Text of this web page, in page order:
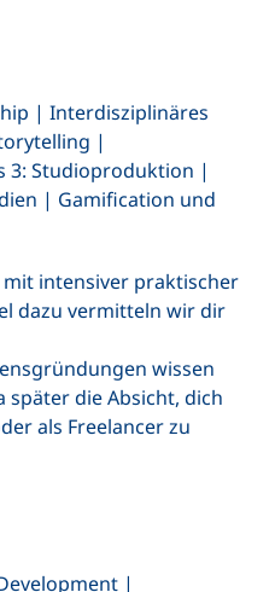
| Interdisziplinäres
|
3: Studioproduktion |
| Gamification und
intensiver praktischer
dazu vermitteln wir dir
wissen
später die Absicht, dich
als Freelancer zu
|